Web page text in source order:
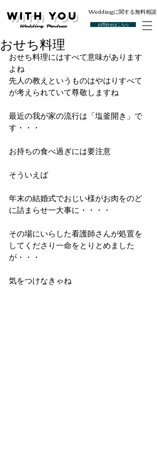
With You
Wedding Produce お問合せはこちら
Weddingに関する無料相談
おせち料理
おせち料理にはすべて意味があります
よね
先人の教えというものはやはりすべて
が考えられていて尊敬しますね
最近の我が家の流行は「塩釜開き」で
す・・・
お持ちの食べ過ぎには要注意
そういえば
年末の結婚式でおじい様がお肉をのど
に詰まらせ一大事に・・・・
その場にいらした看護師さんが処置を
してくださり一命をとりとめました
が・・・
気をつけなきゃね